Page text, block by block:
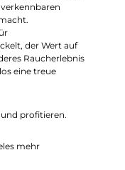
der Wert auf
Raucherlebnis
eine treue
profitieren.
mehr